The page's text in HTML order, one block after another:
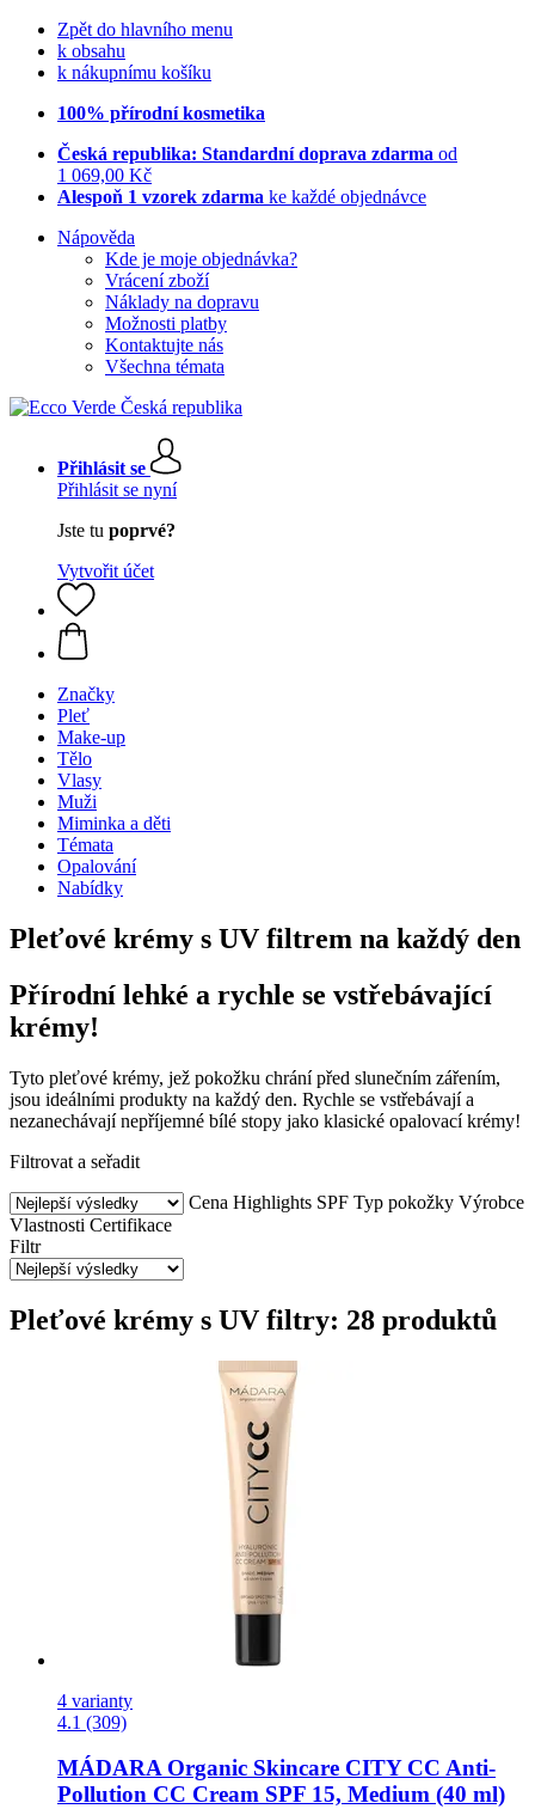
Zpět do hlavního menu
k obsahu
k nákupnímu košíku
100% přírodní kosmetika
Česká republika: Standardní doprava zdarma od
1 069,00 Kč
Alespoň 1 vzorek zdarma ke každé objednávce
Nápověda
Kde je moje objednávka?
Vrácení zboží
Náklady na dopravu
Možnosti platby
Kontaktujte nás
Všechna témata
Přihlásit se
Přihlásit se nyní
Jste tu poprvé?
Vytvořit účet
Značky
Pleť
Make-up
Tělo
Vlasy
Muži
Miminka a děti
Témata
Opalování
Nabídky
Pleťové krémy s UV filtrem na každý den
Přírodní lehké a rychle se vstřebávající
krémy!
Tyto pleťové krémy, jež pokožku chrání před slunečním zářením,
jsou ideálními produkty na každý den. Rychle se vstřebávají a
nezanechávají nepříjemné bílé stopy jako klasické opalovací krémy!
Filtrovat a seřadit
Cena Highlights SPF Typ pokožky Výrobce
Vlastnosti Certifikace
Filtr
Pleťové krémy s UV filtry: 28 produktů
4 varianty
4.1 (309)
MÁDARA Organic Skincare CITY CC Anti-​
Pollution CC Cream SPF 15, Medium (40 ml)